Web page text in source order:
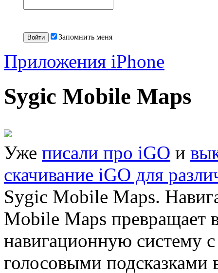
Запомнить меня
Приложения iPhone
Sygic Mobile Maps
Уже писали про iGO и
скачивание iGO для
Sygic Mobile Maps.
Mobile Maps превращает
навигационную систему
голосовыми подсказками